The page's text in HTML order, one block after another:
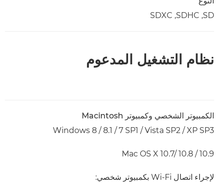
SD, ‏SDHC, ‏SDXC
نظام التشغيل المدعوم
الكمبيوتر الشخصي وكمبيوتر Macintosh
Windows 8 / 8.1 / 7 SP1 / Vista SP2 / XP SP3
Mac OS X 10.7/ 10.8 / 10.9
لإجراء اتصال Wi-Fi بكمبيوتر شخصي: